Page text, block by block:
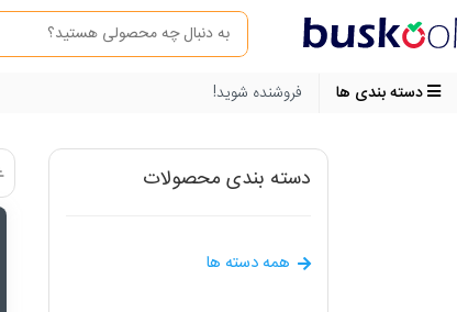
دسته بندی ها فروشنده شوید!
دسته بندی محصولات
همه دسته ها